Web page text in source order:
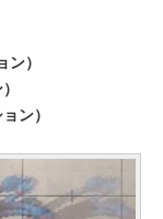
）
ン）